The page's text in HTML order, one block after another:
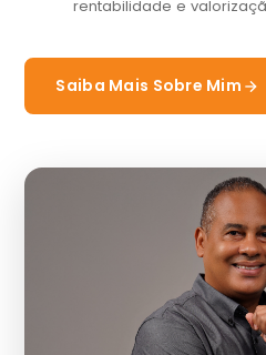
rentabilidade e
Saiba Mais Sobre Mim